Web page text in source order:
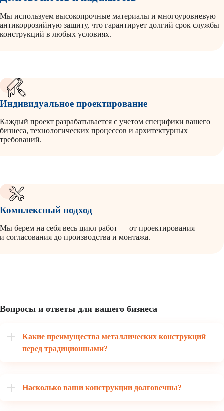
Мы используем высокопрочные материалы и многоуровневую
антикоррозийную защиту, что гарантирует долгий срок службы
конструкций в любых условиях.
Индивидуальное проектирование
Каждый проект разрабатывается с учетом специфики вашего
бизнеса, технологических процессов и архитектурных
требований.
Комплексный подход
Мы берем на себя весь цикл работ — от проектирования
и согласования до производства и монтажа.
Вопросы и ответы для вашего бизнеса
Какие преимущества металлических конструкций
перед традиционными?
Насколько ваши конструкции долговечны?